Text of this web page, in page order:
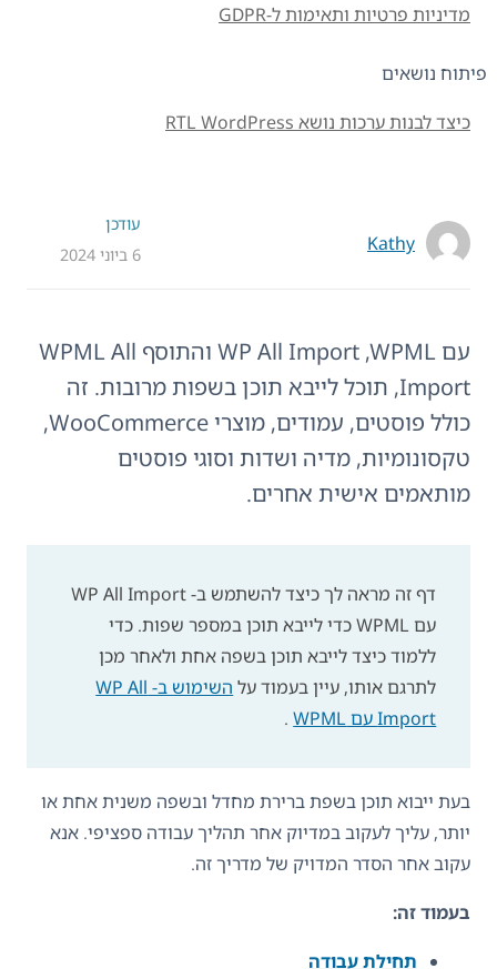
Kathy
עודכן
6 ביוני 2024
עם WP All Import ,WPML והתוסף WPML All
Import, תוכל לייבא תוכן בשפות מרובות. זה
כולל פוסטים, עמודים, מוצרי WooCommerce,
טקסונומיות, מדיה ושדות וסוגי פוסטים
מותאמים אישית אחרים.
דף זה מראה לך כיצד להשתמש ב- WP All Import
עם WPML כדי לייבא תוכן במספר שפות. כדי
ללמוד כיצד לייבא תוכן בשפה אחת ולאחר מכן
לתרגם אותו, עיין בעמוד על
השימוש ב- WP All
Import עם WPML
.
בעת ייבוא תוכן בשפת ברירת מחדל ובשפה משנית אחת או
יותר, עליך לעקוב במדיוק אחר תהליך עבודה ספציפי. אנא
עקוב אחר הסדר המדויק של מדריך זה.
בעמוד זה:
תחילת עבודה
מדיניות פרטיות ותאימות ל-GDPR
פיתוח נושאים
כיצד לבנות ערכות נושא RTL WordPress